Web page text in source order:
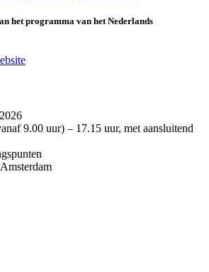
het programma van het Nederlands
9.00 uur) – 17.15 uur, met aansluitend